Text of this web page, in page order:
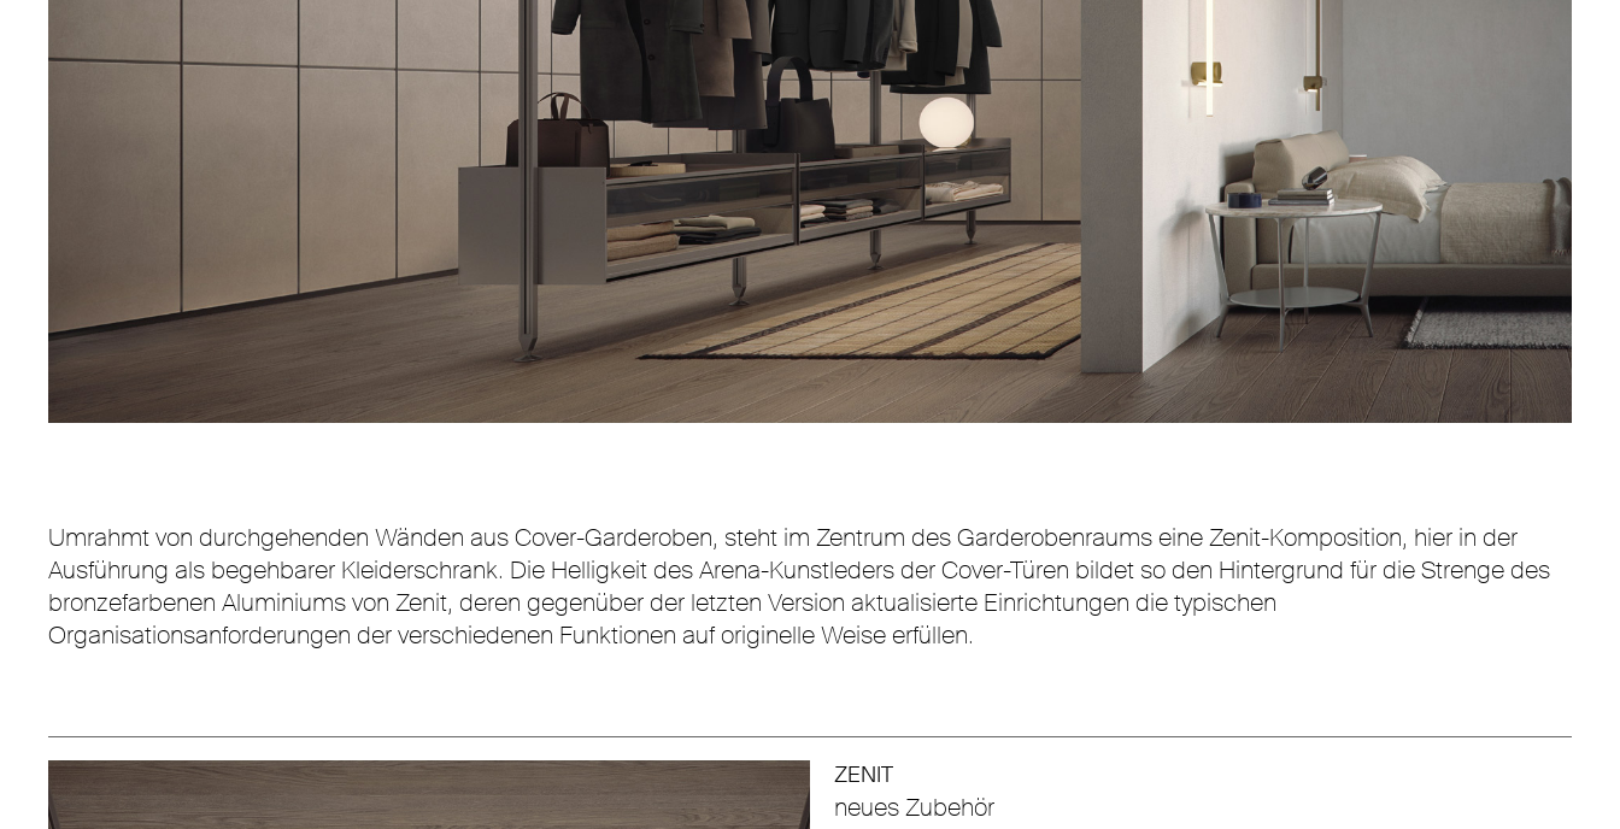
Umrahmt von durchgehenden Wänden aus Cover-Garderoben, steht im Zentrum des Garderobenraums eine Zenit-Komposition, hier in der
Ausführung als begehbarer Kleiderschrank. Die Helligkeit des Arena-Kunstleders der Cover-Türen bildet so den Hintergrund für die Strenge des
bronzefarbenen Aluminiums von Zenit, deren gegenüber der letzten Version aktualisierte Einrichtungen die typischen
Organisationsanforderungen der verschiedenen Funktionen auf originelle Weise erfüllen.
ZENIT
neues Zubehör